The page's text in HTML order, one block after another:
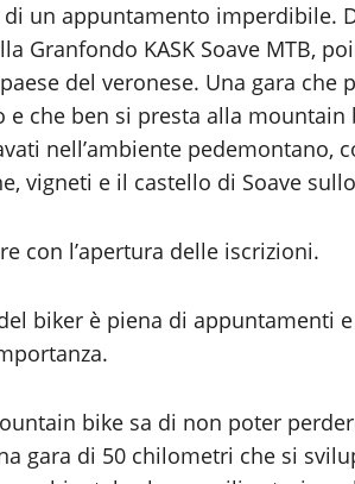
un appuntamento imperdibile.
Granfondo KASK Soave MTB,
del veronese. Una gara che
che ben si presta alla
nell’ambiente pedemontano,
vigneti e il castello di Soave
con l’apertura delle iscrizioni.
biker è piena di appuntamenti
bike sa di non poter
gara di 50 chilometri che si